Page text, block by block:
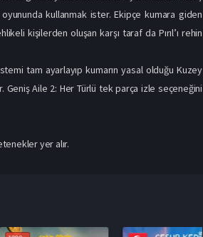
kullanmak ister. Ekipçe kumara giden
kişilerden oluşan karşı taraf da Pırıl’ı rehin
tam ayarlayıp kumarın yasal olduğu Kuzey
Geniş Aile 2: Her Türlü tek parça izle seçeneğini
yer alır.